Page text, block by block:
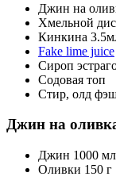
Джин на
Хмельной
Кинкина
Fake lime juice
Сироп
Содовая топ
Стир, олд
Джин на
Джин 1000 мл
Оливки 150 г